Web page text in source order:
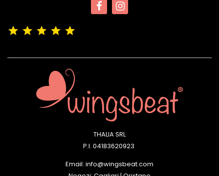
THALIA SRL
P.I. 04183620923
Email: info@wingsbeat.com